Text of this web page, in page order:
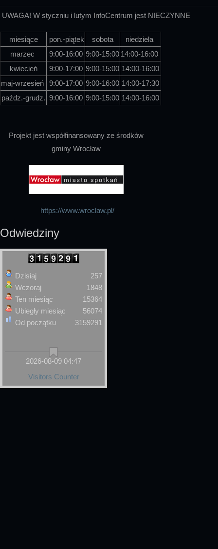
UWAGA! W styczniu i lutym InfoCentrum jest NIECZYNNE
miesiące pon.-piątek sobota
niedziela
marzec
9:00-16:00 9:00-15:00 14:00-16:00
kwiecień
9:00-17:00 9:00-15:00 14:00-16:00
maj-wrzesień
9:00-17:00 9:00-16:00 14:00-17:30
paźdz.-grudz. 9:00-16:00 9:00-15:00 14:00-16:00
Projekt jest współfinansowany ze środków
gminy Wrocław
https://www.wroclaw.pl/
Odwiedziny
Dzisiaj
Wczoraj
Ten miesiąc
Ubiegły miesiąc
Od początku
257
1848
15364
56074
3159291
2026-08-09 04:47
Visitors Counter